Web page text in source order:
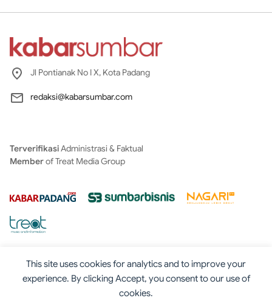
This site uses cookies for analytics and to improve your
experience. By clicking Accept, you consent to our use of
cookies.
Jl Pontianak No I X, Kota Padang
redaksi@kabarsumbar.com
TerverifikasiAdministrasi & Faktual
Memberof Treat Media Group